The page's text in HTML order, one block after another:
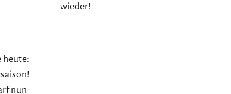
wieder!
heute:
nun